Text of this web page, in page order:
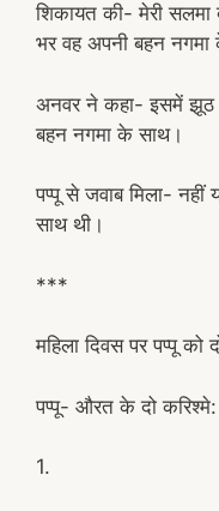
शिकायत की- मेरी सलमा
भर वह अपनी बहन नगमा
अनवर ने कहा- इसमें झूठ
बहन नगमा के साथ।
पप्पू से जवाब मिला- नहीं
साथ थी।
***
महिला दिवस पर पप्पू को
पप्पू- औरत के दो करिश्मे:
1.